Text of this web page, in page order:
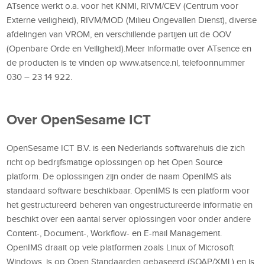
ATsence werkt o.a. voor het KNMI, RIVM/CEV (Centrum voor
Externe veiligheid), RIVM/MOD (Milieu Ongevallen Dienst), diverse
afdelingen van VROM, en verschillende partijen uit de OOV
(Openbare Orde en Veiligheid).Meer informatie over ATsence en
de producten is te vinden op www.atsence.nl, telefoonnummer
030 – 23 14 922.
Over OpenSesame ICT
OpenSesame ICT B.V. is een Nederlands softwarehuis die zich
richt op bedrijfsmatige oplossingen op het Open Source
platform. De oplossingen zijn onder de naam OpenIMS als
standaard software beschikbaar. OpenIMS is een platform voor
het gestructureerd beheren van ongestructureerde informatie en
beschikt over een aantal server oplossingen voor onder andere
Content-, Document-, Workflow- en E-mail Management.
OpenIMS draait op vele platformen zoals Linux of Microsoft
Windows, is op Open Standaarden gebaseerd (SOAP/XML) en is